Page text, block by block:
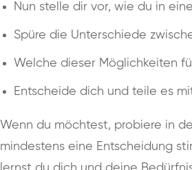
Nun stelle dir vor, wie du in
Spüre die Unterschiede
Welche dieser Möglichkeiten
Entscheide dich und teile es
Wenn du möchtest, probiere in
mindestens eine Entscheidung